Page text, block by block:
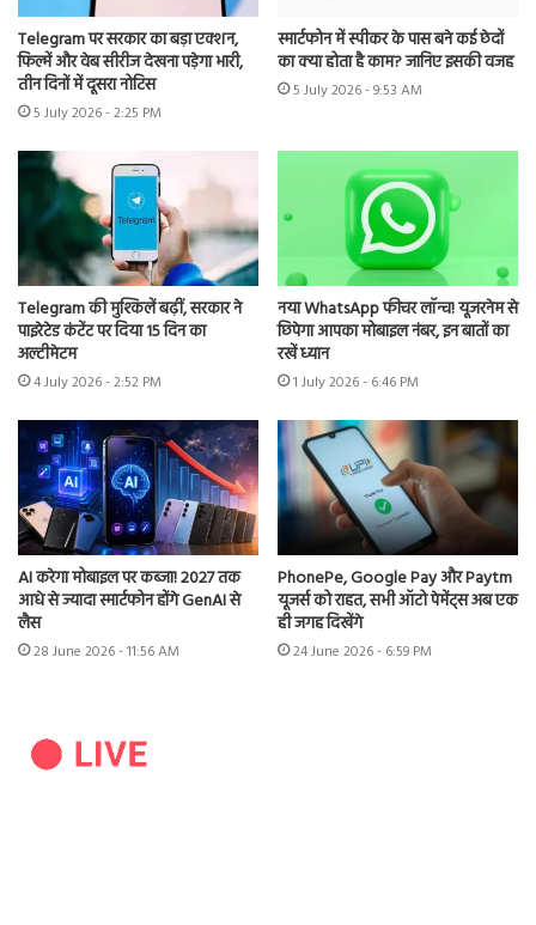
Telegram पर सरकार का बड़ा एक्शन,
फिल्में और वेब सीरीज देखना पड़ेगा भारी,
तीन दिनों में दूसरा नोटिस
5 July 2026 - 2:25 PM
स्मार्टफोन में स्पीकर के पास बने कई छेदों
का क्या होता है काम? जानिए इसकी वजह
5 July 2026 - 9:53 AM
Telegram की मुश्किलें बढ़ीं, सरकार ने
पाइरेटेड कंटेंट पर दिया 15 दिन का
अल्टीमेटम
4 July 2026 - 2:52 PM
नया WhatsApp फीचर लॉन्च! यूजरनेम से
छिपेगा आपका मोबाइल नंबर, इन बातों का
रखें ध्यान
1 July 2026 - 6:46 PM
AI करेगा मोबाइल पर कब्जा! 2027 तक
आधे से ज्यादा स्मार्टफोन होंगे GenAI से
लैस
28 June 2026 - 11:56 AM
PhonePe, Google Pay और Paytm
यूजर्स को राहत, सभी ऑटो पेमेंट्स अब एक
ही जगह दिखेंगे
24 June 2026 - 6:59 PM